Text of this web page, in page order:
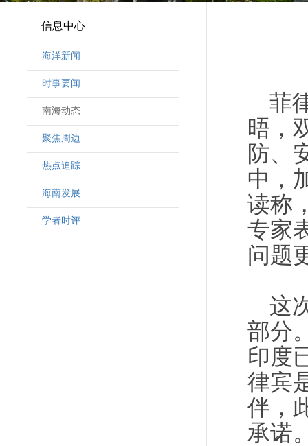
信息中心
海洋新闻
时事要闻
南海动态
聚焦周边
热点追踪
海南发展
学者时评
菲
晤，
防、
中，
读称
专家
问题
这
部分
印度
律宾
伴，
承诺